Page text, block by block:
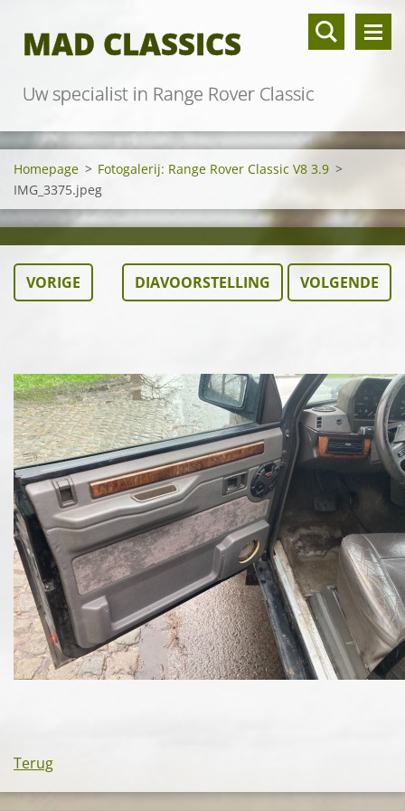
MAD CLASSICS
Uw specialist in Range Rover Classic
Homepage > Fotogalerij: Range Rover Classic V8 3.9 >
IMG_3375.jpeg
VORIGE DIAVOORSTELLING VOLGENDE
Terug